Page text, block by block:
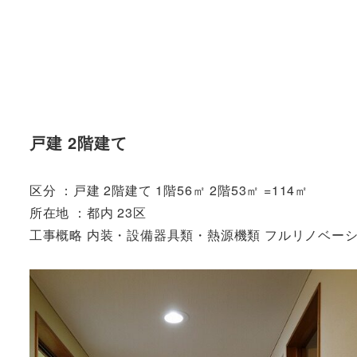
戸建 2階建て
区分 ：戸建 2階建て 1階56㎡ 2階53㎡ =114㎡
所在地 ：都内 23区
工事概略 内装・設備器具類・熱源機類 フルリノベー